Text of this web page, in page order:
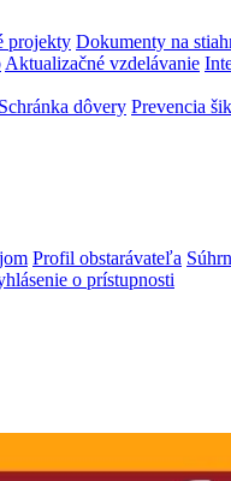
projekty Dokumenty na
Aktualizačné vzdelávanie
Schránka dôvery Prevencia
Profil obstarávateľa
o prístupnosti